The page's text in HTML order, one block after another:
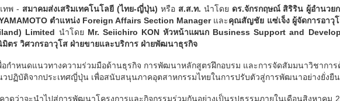
ทพ - สมาคมส่งเสริมเทคโนโลยี (ไทย-ญี่ปุ่น) หรือ ส.ส.ท. นำโดย ดร.จักรกฤษณ์ สิริริน ผู้อำนวย
ตำแหน่ง Foreign Affairs Section Managerและคุณสัญชัย แซ่เจ็ง ผู้จัดการอาวุ
Limited นำโดย Mr. Seiichiro KON หัวหน้าแผนก Business Support and
ตร วิศวกรอาวุโส ฝ่ายขายและบริการ ฝ่ายพัฒนาธุรกิจ
กำหนดแนวทางความร่วมมือด้านธุรกิจ การพัฒนาหลักสูตรฝึกอบรม และการจัดสัมมนาวิชาการ
วปฏิบัติจากประเทศญี่ปุ่น เพื่อสนับสนุนภาคอุตสาหกรรมไทยในการปรับตัวสู่การพัฒนาอย่างยั่ง
าดว่าจะนำไปสู่การพัฒนาโครงการและกิจกรรมร่วมกันอย่างเป็นรูปธรรมภายในเดือนสิงหาคม